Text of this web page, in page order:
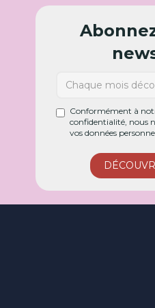
Conformément à
confidentialité, nous
vos données